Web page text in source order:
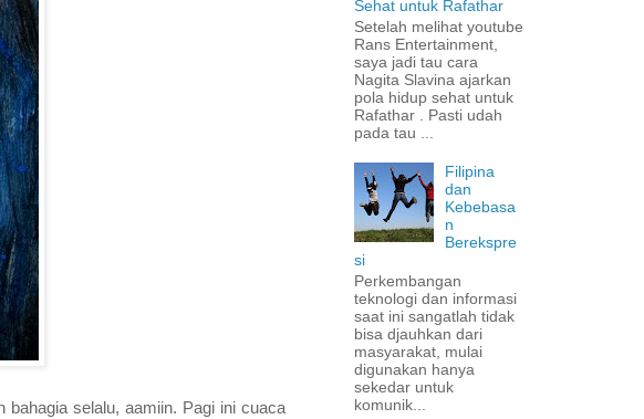
bahagia selalu, aamiin. Pagi ini cuaca
Sehat untuk Rafathar
Setelah melihat youtube
Rans Entertainment,
saya jadi tau cara
Nagita Slavina ajarkan
pola hidup sehat untuk
Rafathar . Pasti udah
pada tau ...
Filipina
dan
Kebebasa
n
Berekspre
si
Perkembangan
teknologi dan informasi
saat ini sangatlah tidak
bisa djauhkan dari
masyarakat, mulai
digunakan hanya
sekedar untuk
komunik...